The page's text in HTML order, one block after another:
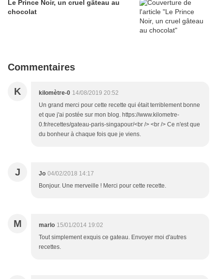
Le Prince Noir, un cruel gâteau au
chocolat
Commentaires
K kilomètre-0 14/08/2019 20:52
Un grand merci pour cette recette qui était terriblement bonne
et que j'ai postée sur mon blog. https://www.kilometre-
0.fr/recettes/gateau-paris-singapour/<br /> <br /> Ce n'est que
du bonheur à chaque fois que je viens.
J Jo 04/02/2018 14:17
Bonjour. Une merveille ! Merci pour cette recette.
M marlo 15/01/2014 19:02
Tout simplement exquis ce gateau. Envoyer moi d'autres
recettes.